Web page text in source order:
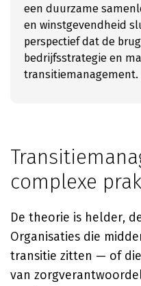
een duurzame
en winstgevendheid
perspectief dat de
bedrijfsstrategie en
transitiemanagement.
complexe
De theorie is helder,
Organisaties die
transitie zitten — of
van